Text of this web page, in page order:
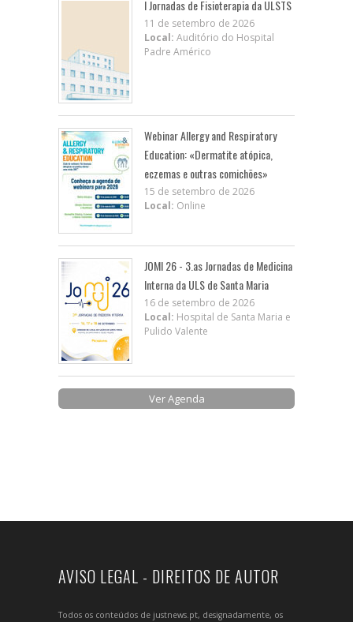
I Jornadas de Fisioterapia da ULSTS
11 de setembro de 2026
Local: Auditório do Hospital
Padre Américo
Webinar Allergy and Respiratory
Education: «Dermatite atópica,
eczemas e outras comichões»
15 de setembro de 2026
Local: Online
JOMI 26 - 3.as Jornadas de Medicina
Interna da ULS de Santa Maria
16 de setembro de 2026
Local: Hospital de Santa Maria e
Pulido Valente
Ver Agenda
AVISO LEGAL - DIREITOS DE AUTOR
Todos os conteúdos de justnews.pt, designadamente, os